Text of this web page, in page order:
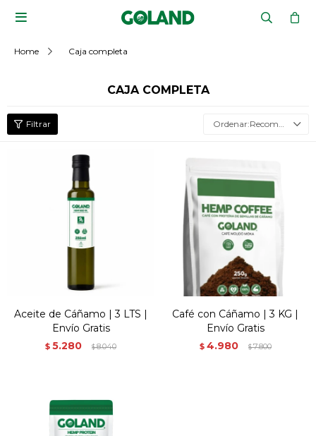

Home Caja completa
CAJA COMPLETA
Recomendados
Aceite de Cáñamo | 3 LTS |
Envío Gratis
$ 5.280 $8.040
Café con Cáñamo | 3 KG |
Envío Gratis
$ 4.980 $7.800